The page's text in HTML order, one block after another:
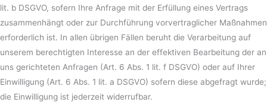
lit. b DSGVO, sofern Ihre Anfrage mit der Erfüllung eines Vertrags
zusammenhängt oder zur Durchführung vorvertraglicher Maßnahmen
erforderlich ist. In allen übrigen Fällen beruht die Verarbeitung auf
unserem berechtigten Interesse an der effektiven Bearbeitung der an
uns gerichteten Anfragen (Art. 6 Abs. 1 lit. f DSGVO) oder auf Ihrer
Einwilligung (Art. 6 Abs. 1 lit. a DSGVO) sofern diese abgefragt wurde;
die Einwilligung ist jederzeit widerrufbar.